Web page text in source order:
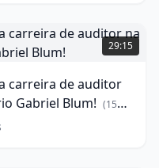
29:15
carreira de auditor
Gabriel Blum! (15